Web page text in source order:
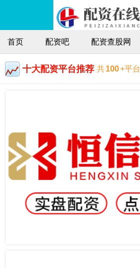
首页 配资吧 配资查股网
十大配资平台推荐 共100+平台